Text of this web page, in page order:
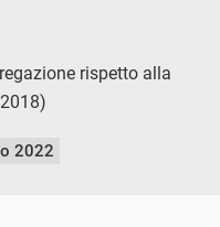
rispetto alla
2022